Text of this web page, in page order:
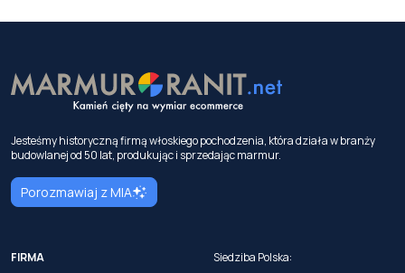
Jesteśmy historyczną firmą włoskiego pochodzenia, która działa w branży
budowlanej od 50 lat, produkując i sprzedając marmur.
Porozmawiaj z MIA
FIRMA
Siedziba Polska: